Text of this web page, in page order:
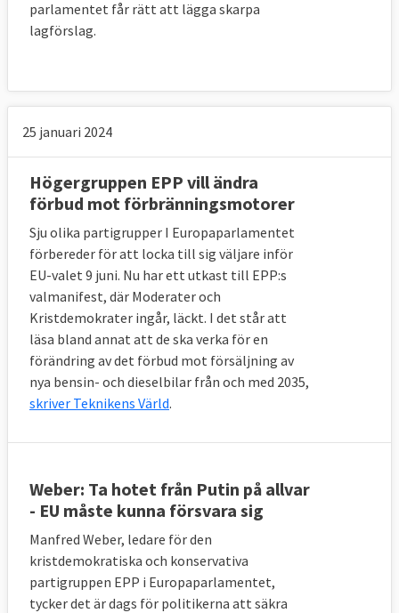
parlamentet får rätt att lägga skarpa
lagförslag.
25 januari 2024
Högergruppen EPP vill ändra
förbud mot förbränningsmotorer
Sju olika partigrupper I Europaparlamentet
förbereder för att locka till sig väljare inför
EU-valet 9 juni. Nu har ett utkast till EPP:s
valmanifest, där Moderater och
Kristdemokrater ingår, läckt. I det står att
läsa bland annat att de ska verka för en
förändring av det förbud mot försäljning av
nya bensin- och dieselbilar från och med 2035,
skriver Teknikens Värld.
Weber: Ta hotet från Putin på allvar
- EU måste kunna försvara sig
Manfred Weber, ledare för den
kristdemokratiska och konservativa
partigruppen EPP i Europaparlamentet,
tycker det är dags för politikerna att säkra